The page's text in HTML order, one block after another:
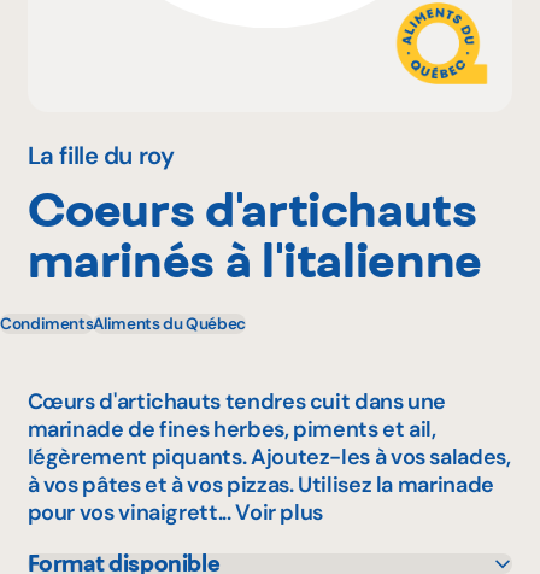
La fille du roy
Coeurs d'artichauts
marinés à l'italienne
CondimentsAliments du Québec
Cœurs d'artichauts tendres cuit dans une
marinade de fines herbes, piments et ail,
légèrement piquants. Ajoutez-les à vos salades,
à vos pâtes et à vos pizzas. Utilisez la marinade
pour vos vinaigrett...Voir plus
Format disponible